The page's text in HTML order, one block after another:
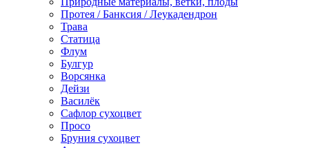
Протея / Банксия / Леукадендрон
Трава
Статица
Флум
Булгур
Ворсянка
Дейзи
Василёк
Сафлор сухоцвет
Просо
Бруния сухоцвет